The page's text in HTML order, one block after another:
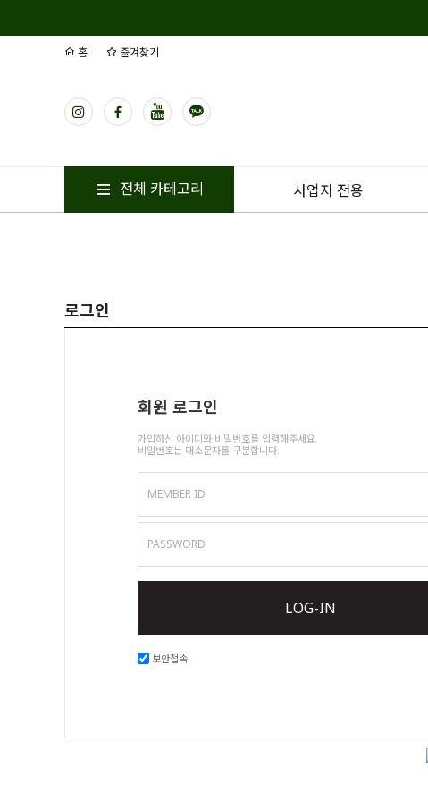
홈 즐겨찾기
전체 카테고리 사업자 전용
로그인
회원 로그인
가입하신 아이디와 비밀번호를 입력해주세요.
비밀번호는 대소문자를 구분합니다.
MEMBER ID
PASSWORD
LOG-IN
보안접속